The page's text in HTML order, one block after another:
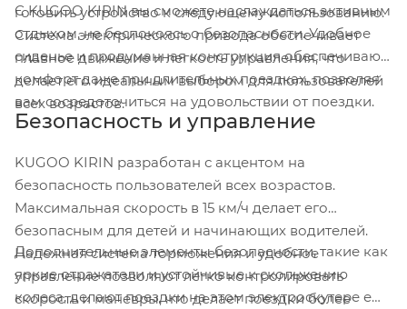
готовить устройство к следующему использованию.
Система электрического привода обеспечивает
плавное движение и легкость управления, что
делает его идеальным выбором для пользователей
всех возрастов.
С KUGOO KIRIN вы сможете наслаждаться активным
отдыхом, не беспокоясь о безопасности. Удобное
сиденье и продуманная конструкция обеспечивают
комфорт даже при длительных поездках, позволяя
вам сосредоточиться на удовольствии от поездки.
Безопасность и управление
KUGOO KIRIN разработан с акцентом на
безопасность пользователей всех возрастов.
Максимальная скорость в 15 км/ч делает его
безопасным для детей и начинающих водителей.
Надежная система торможения и удобное
управление позволяют легко контролировать
скорость и маневры, что делает поездки более
Дополнительные элементы безопасности, такие как
яркие отражатели и устойчивые к скольжению
колеса, делают поездки на этом электроскутере еще